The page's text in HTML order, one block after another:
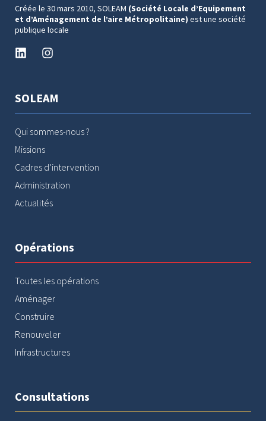
Créée le 30 mars 2010, SOLEAM (Société Locale d’Equipement
et d’Aménagement de l’aire Métropolitaine) est une société
publique locale
SOLEAM
Qui sommes-nous ?
Missions
Cadres d’intervention
Administration
Actualités
Opérations
Toutes les opérations
Aménager
Construire
Renouveler
Infrastructures
Consultations